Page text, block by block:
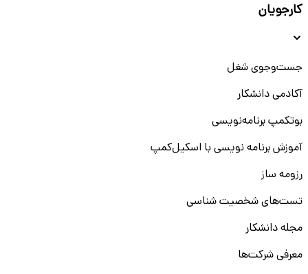
کارجویان
جست‌و‌جوی شغل
آکادمی دانشکار
بوتکمپ برنامه‌نویسی
آموزش برنامه نویسی با اسکیل‌کمپ
رزومه ساز
تست‌های شخصیت شناسی
مجله دانشکار
معرفی شرکت‌ها